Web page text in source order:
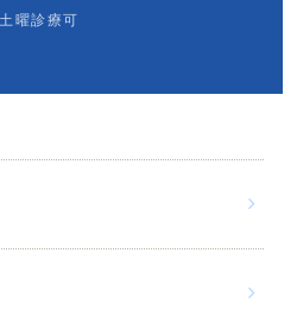
土曜診療可